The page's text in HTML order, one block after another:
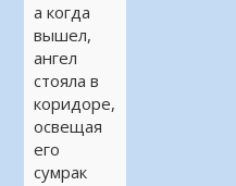
а когда
вышел,
ангел
стояла в
коридоре,
освещая
его
сумрак